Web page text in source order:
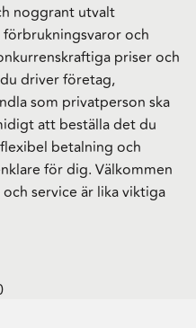
noggrant utvalt
och
priser och
driver företag,
som privatperson ska
att beställa det du
betalning och
för dig. Välkommen
service är lika viktiga